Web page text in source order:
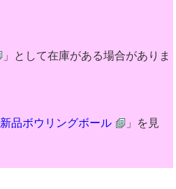
」として在庫がある場合がありま
新品ボウリングボール
」を見